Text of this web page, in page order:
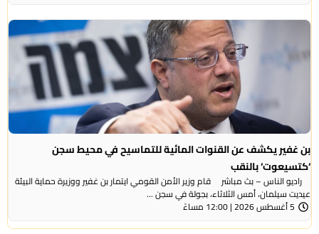
بن غفير يكشف عن القنوات المائية للتماسيح في محيط سجن
‘كتسيعوت‘ بالنقب
راديو الناس – بث مباشر قام وزير الأمن القومي ايتمار بن غفير ووزيرة حماية البيئة
عيديت سيلمان، أمس الثلاثاء، بجولة في سجن ...
5 أغسطس 2026 | 12:00 مساءً